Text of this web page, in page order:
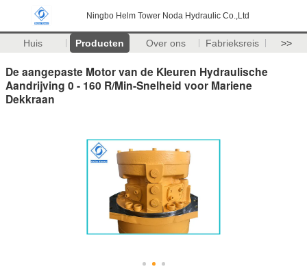
Ningbo Helm Tower Noda Hydraulic Co.,Ltd
Huis Producten Over ons Fabrieksreis >>
De aangepaste Motor van de Kleuren Hydraulische
Aandrijving 0 - 160 R/Min-Snelheid voor Mariene
Dekkraan